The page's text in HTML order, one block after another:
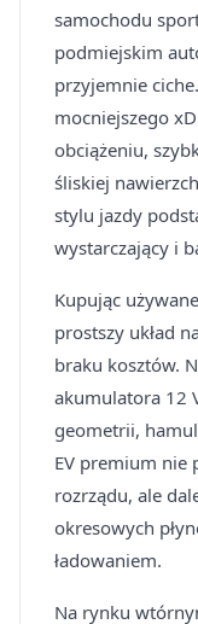
samochodu
podmiejskim
przyjemnie
mocniejszego
obciążeniu,
śliskiej
stylu jazdy
wystarczający i
Kupując
prostszy układ
braku kosztów.
akumulatora 12
geometrii,
EV premium nie
rozrządu, ale
okresowych
ładowaniem.
Na rynku